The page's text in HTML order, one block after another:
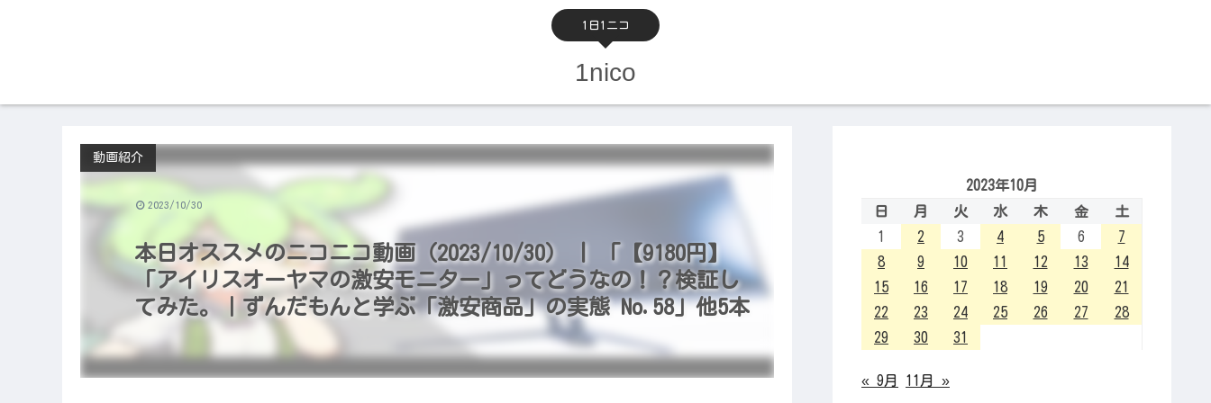
1日1ニコ
1nico
本日オススメのニコニコ動画（2023/10/30） | 「【9180円】
「アイリスオーヤマの激安モニター」ってどうなの！？検証し
てみた。｜ずんだもんと学ぶ「激安商品」の実態 No.58」他5本
動画紹介
2023/10/30
2023年10月
日
月 火 水 木 金
土
1
2 3 4 5 6
7
8
9 10 11 12 13
14
15
16 17 18 19 20
21
22
23 24 25 26 27
28
29
30 31
« 9月 11月 »